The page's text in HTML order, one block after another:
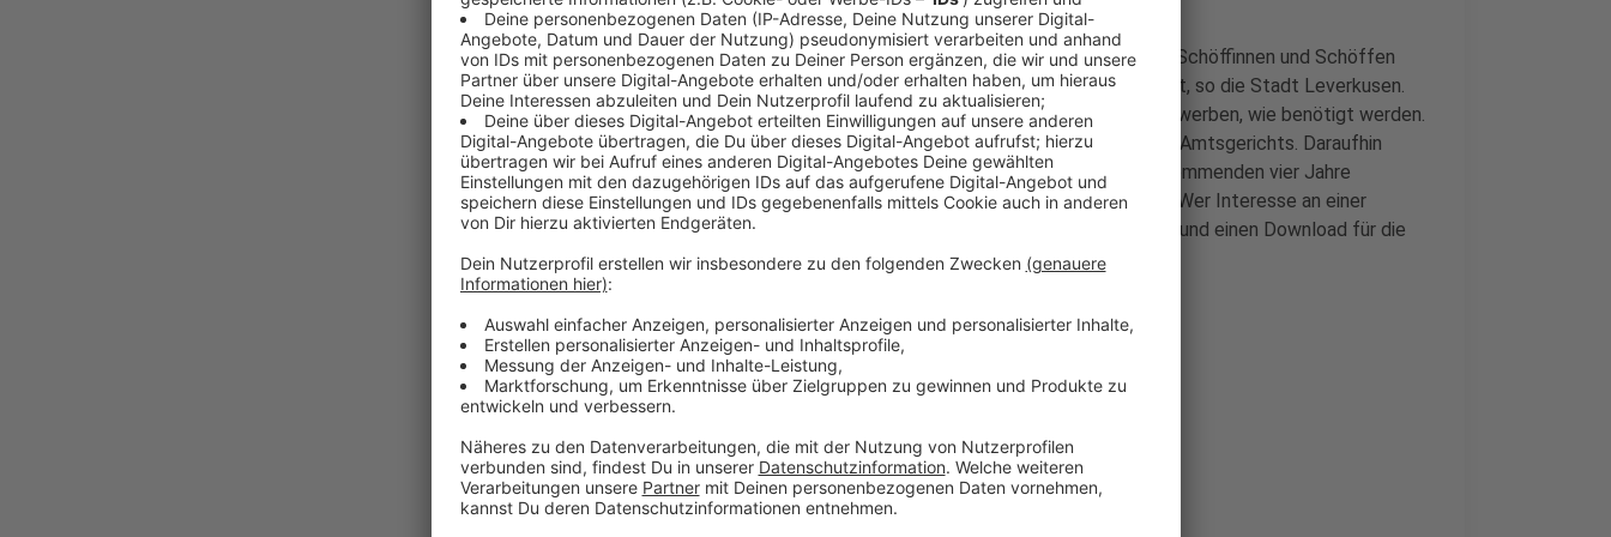
Für das Amtsgericht bei uns in Leverkusen werden insgesamt 52 Schöffinnen und Schöffen
gesucht. Aus allen Bewerbungen wird eine Vorschlagsliste erstellt, so die Stadt Leverkusen.
Erfahrungsgemäß würden sich rund dreimal so viele Menschen bewerben, wie benötigt werden.
Die Liste mit Vorschlägen geht im Anschluss an den Direktor des Amtsgerichts. Daraufhin
kommt ein Wahlausschuss zusammen, der die Schöffen für die kommenden vier Jahre
auswählt. Die Laien kümmern sich pro Jahr um 12 Verhandlungen. Wer Interesse an einer
Bewerbung als Schöffe hat, findet Details zu den Anforderungen und einen Download für die
Bewerbunghier.
Weitere Meldungen aus Leverkusen
Leverkusen: Einschränkungen auf der KVB-Linie 4 ab März